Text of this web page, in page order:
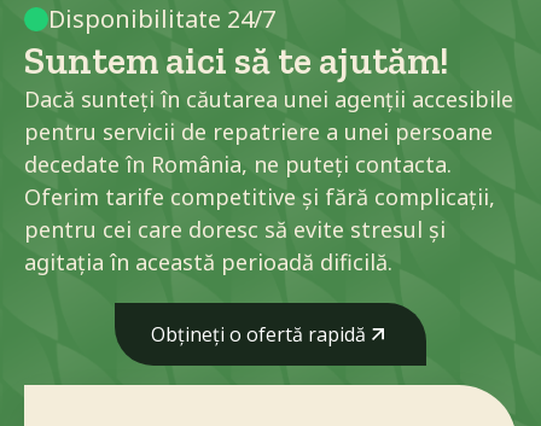
Disponibilitate 24/7
Suntem aici să te ajutăm!
Dacă sunteți în căutarea unei agenții accesibile
pentru servicii de repatriere a unei persoane
decedate în România, ne puteți contacta.
Oferim tarife competitive și fără complicații,
pentru cei care doresc să evite stresul și
agitația în această perioadă dificilă.
Obțineți o ofertă rapidă
Obțineți o ofertă rapidă